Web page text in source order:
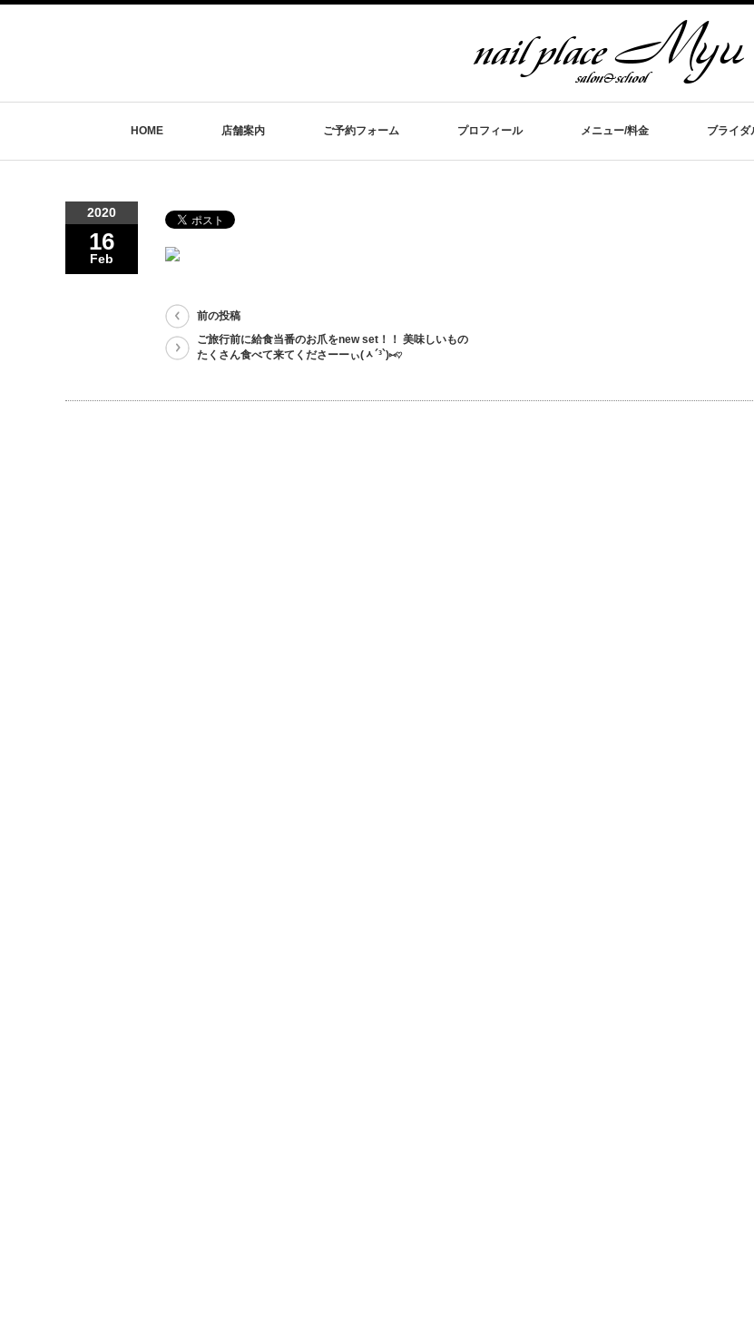
HOME 店舗案内 ご予約フォーム プロフィール メニュー/料金 ブライダ
2020
16
Feb
前の投稿
ご旅行前に給食当番のお爪をnew set！！ 美味しいもの
たくさん食べて来てくださーーぃ(ᆺ´³`)⑅♡